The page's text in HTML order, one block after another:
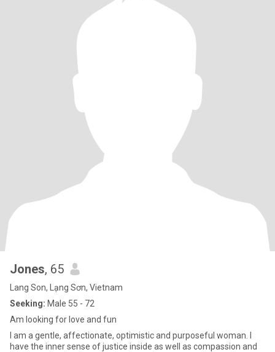
Jones, 65
Lang Son, Lạng Sơn, Vietnam
Seeking: Male 55 - 72
Am looking for love and fun
I am a gentle, affectionate, optimistic and purposeful woman. I
have the inner sense of justice inside as well as compassion and